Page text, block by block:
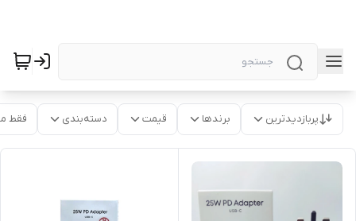
پربازدیدترین برندها قیمت دسته‌بندی فقط